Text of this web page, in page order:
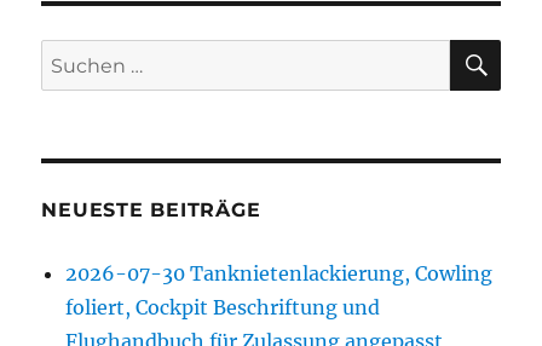
Suchen
nach:
NEUESTE BEITRÄGE
2026-07-30 Tanknietenlackierung, Cowling
foliert, Cockpit Beschriftung und
Flughandbuch für Zulassung angepasst